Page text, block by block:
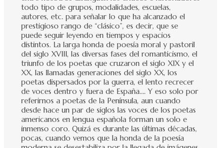
todo tipo de grupos, modalidades, escuelas,
autores, etc. para señalar lo que ha alcanzado el
prestigioso rango de “clásico”, es decir, que se
puede seguir leyendo en tiempos y espacios
distintos. La larga honda de poesía moral y pastoril
del siglo XVIII, las diversas fases del romanticismo, el
triunfo de los poetas que cruzaron el siglo XIX y el
XX, las llamadas generaciones del siglo XX, los
poetas dispersados por la guerra, el lento recrecer
de voces dentro y fuera de España…. Y eso solo por
referirnos a poetas de la Península, aun cuando
desde hace un par de siglos las voces de los poetas
americanos en lengua española forman un solo e
inmenso coro. Quizá es durante las últimas décadas,
pocas, cuando vemos que la honda de la poesía